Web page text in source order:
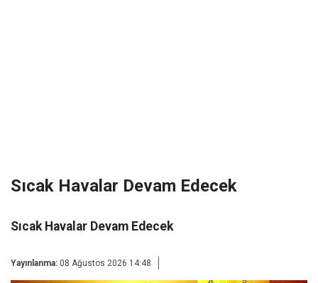
Sıcak Havalar Devam Edecek
Sıcak Havalar Devam Edecek
Yayınlanma: 08 Ağustos 2026 14:48